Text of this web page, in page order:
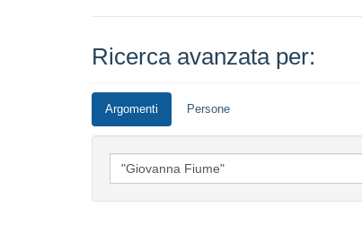
Ricerca avanzata per:
Argomenti Persone